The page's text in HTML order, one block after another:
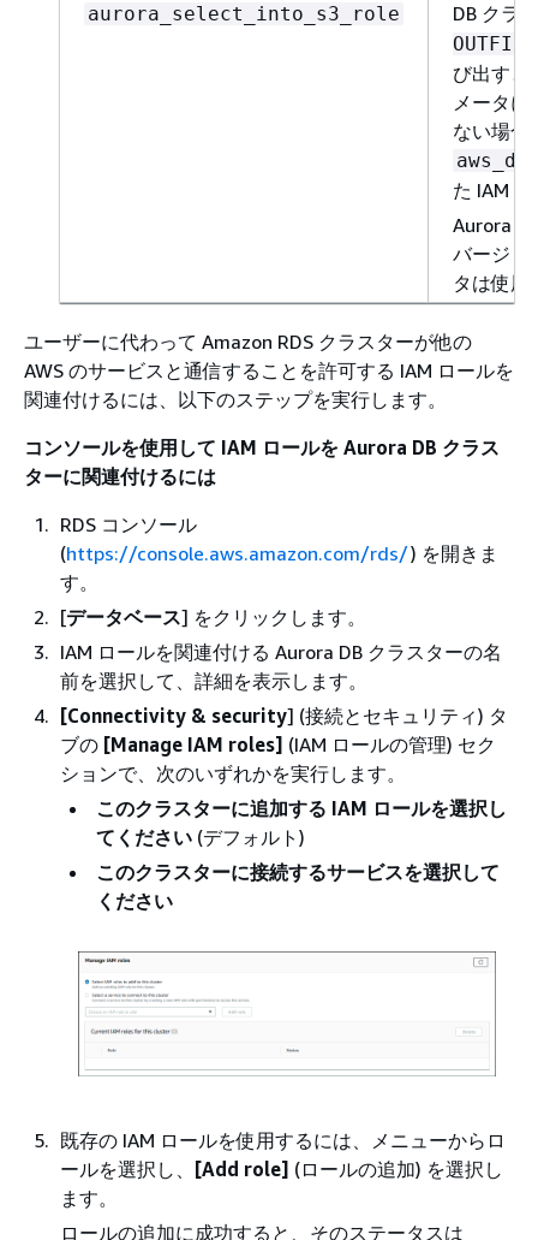
aurora_select_into_s3_role DB クラ
び出すと
メータに
ない場合
た IAM
Aurora
バージョ
タは使用
ユーザーに代わって Amazon RDS クラスターが他の
AWS のサービスと通信することを許可する IAM ロールを
関連付けるには、以下のステップを実行します。
コンソールを使用して IAM ロールを Aurora DB クラス
ターに関連付けるには
RDS コンソール
(https://console.aws.amazon.com/rds/) を開きま
す。
[データベース] をクリックします。
IAM ロールを関連付ける Aurora DB クラスターの名
前を選択して、詳細を表示します。
[Connectivity & security] (接続とセキュリティ) タ
ブの [Manage IAM roles] (IAM ロールの管理) セク
ションで、次のいずれかを実行します。
このクラスターに追加する IAM ロールを選択し
てください (デフォルト)
このクラスターに接続するサービスを選択して
ください
既存の IAM ロールを使用するには、メニューからロ
ールを選択し、 [Add role] (ロールの追加) を選択し
ます。
ロールの追加に成功すると、そのステータスは